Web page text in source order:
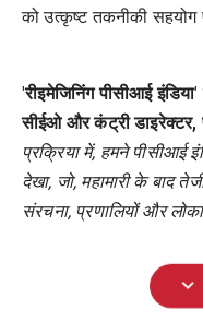
को उत्कृष्ट तकनीकी सहयोग
'रीइमेजिनिंग पीसीआई इंडिया'
सीईओ और कंट्री डाइरेक्टर,
प्रक्रिया में, हमने पीसीआई
देखा, जो, महामारी के बाद
संरचना, प्रणालियों और
expand_more